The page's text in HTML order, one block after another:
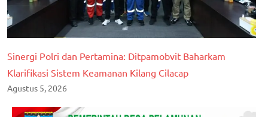
Sinergi Polri dan Pertamina: Ditpamobvit Baharkam
Klarifikasi Sistem Keamanan Kilang Cilacap
Agustus 5, 2026